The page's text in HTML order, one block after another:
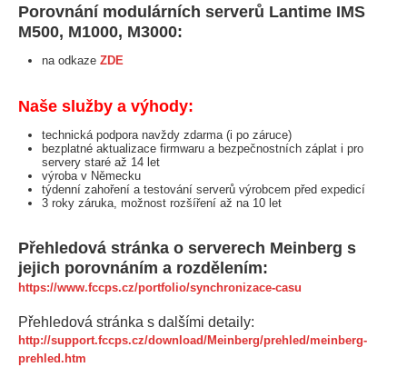
Porovnání modulárních serverů Lantime IMS
M500, M1000, M3000:
na odkazeZDE
Naše služby a výhody:
technická podpora navždy zdarma (i po záruce)
bezplatné aktualizace firmwaru a bezpečnostních záplat i pro
servery staré až 14 let
výroba v Německu
týdenní zahoření a testování serverů výrobcem před expedicí
3 roky záruka, možnost rozšíření až na 10 let
Přehledová stránka o serverech Meinberg s
jejich porovnáním a rozdělením:
https://www.fccps.cz/portfolio/synchronizace-casu
Přehledová stránka s dalšími detaily:
http://support.fccps.cz/download/Meinberg/prehled/meinberg-
prehled.htm